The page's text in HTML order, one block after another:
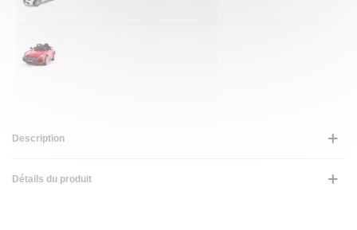
Description
Détails du produit